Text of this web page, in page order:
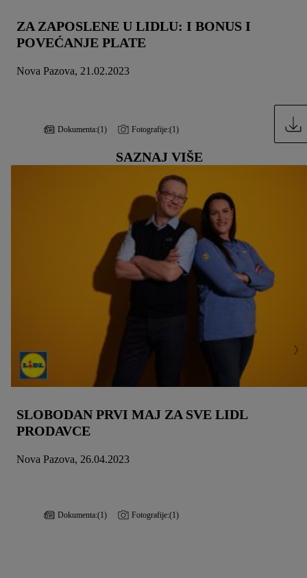
ZA ZAPOSLENE U LIDLU: I BONUS I
POVEĆANJE PLATE
Nova Pazova, 21.02.2023
Dokumenta:(1) Fotografije:(1)
SAZNAJ VIŠE
SLOBODAN PRVI MAJ ZA SVE LIDL
PRODAVCE
Nova Pazova, 26.04.2023
Dokumenta:(1) Fotografije:(1)
pronaći ovde.